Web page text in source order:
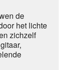
de
het lichte
zichzelf